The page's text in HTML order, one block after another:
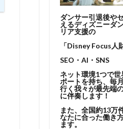
ダンサー引退後や
えるディズニーダ
リア支援の
「Disney Focus人
SEO・AI・SNS
ネット環境1つで
ポートを持ち、毎
行く我々が最先端
に伴奏します！
また、全国約13万
なたに合った働き
ます。